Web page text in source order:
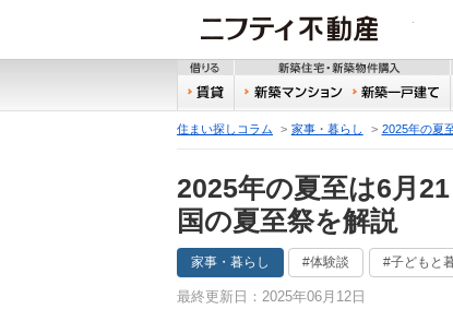
借りる
賃貸
新築マンション
住まい探しコラム 家事・暮らし 2025年の夏
2025年の夏至は6月
国の夏至祭を解説
家事・暮らし #体験談 #子どもと
最終更新日：2025年06月12日